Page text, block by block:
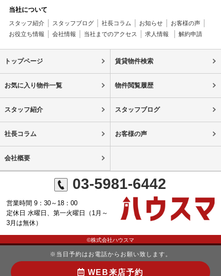
当社について
スタッフ紹介 スタッフブログ 社長コラム お知らせ
お客様の声
お役立ち情報
会社情報 当社までのアクセス 求人情報 解約申請
トップページ 賃貸物件検索
お気に入り物件一覧 物件閲覧履歴
スタッフ紹介 スタッフブログ
社長コラム お客様の声
会社概要
03-5981-6442
営業時間 9：30～18：00
定休日 水曜日、第一火曜日（1月～
3月は無休）
©株式会社ハウスマ
※当日予約はお電話からお願い致します。
WEB来店予約